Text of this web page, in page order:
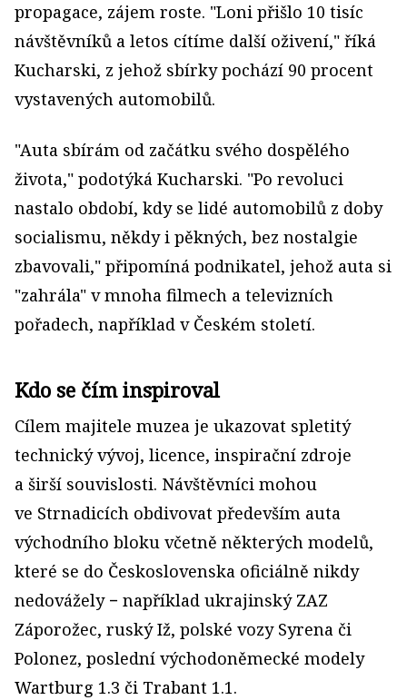
propagace, zájem roste. "Loni přišlo 10 tisíc
návštěvníků a letos cítíme další oživení," říká
Kucharski, z jehož sbírky pochází 90 procent
vystavených automobilů.
"Auta sbírám od začátku svého dospělého
života," podotýká Kucharski. "Po revoluci
nastalo období, kdy se lidé automobilů z doby
socialismu, někdy i pěkných, bez nostalgie
zbavovali," připomíná podnikatel, jehož auta si
"zahrála" v mnoha filmech a televizních
pořadech, například v Českém století.
Kdo se čím inspiroval
Cílem majitele muzea je ukazovat spletitý
technický vývoj, licence, inspirační zdroje
a širší souvislosti. Návštěvníci mohou
ve Strnadicích obdivovat především auta
východního bloku včetně některých modelů,
které se do Československa oficiálně nikdy
nedovážely − například ukrajinský ZAZ
Záporožec, ruský Iž, polské vozy Syrena či
Polonez, poslední východoněmecké modely
Wartburg 1.3 či Trabant 1.1.